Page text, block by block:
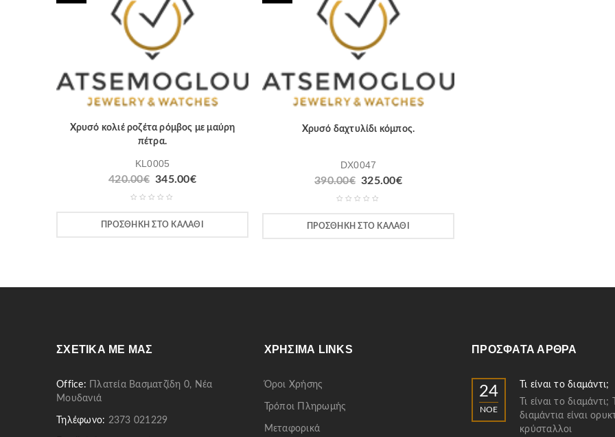
Χρυσό κολιέ ροζέτα ρόμβος με μαύρη
πέτρα.
KL0005
420.00€ 345.00€
ΠΡΟΣΘΉΚΗ ΣΤΟ ΚΑΛΆΘΙ
Χρυσό δαχτυλίδι κόμπος.
DX0047
390.00€ 325.00€
ΠΡΟΣΘΉΚΗ ΣΤΟ ΚΑΛΆΘΙ
ΣΧΕΤΙΚΆ ΜΕ ΜΑΣ
Office:
Πλατεία Βασματζίδη 0, Νέα
Μουδανιά
Τηλέφωνο: 2373 021229
ΧΡΉΣΙΜΑ LINKS
Όροι Χρήσης
Τρόποι Πληρωμής
Μεταφορικά
ΠΡΌΣΦΑΤΑ ΆΡΘΡΑ
24
ΝΟΈ
Τι είναι το διαμάντι;
Τι είναι το διαμάντι;
διαμάντια είναι
κρύσταλλοι